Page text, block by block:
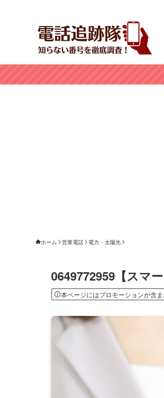
ホーム 営業電話 電力・太陽光
0649772959【スマ
本ページにはプロモーションが含